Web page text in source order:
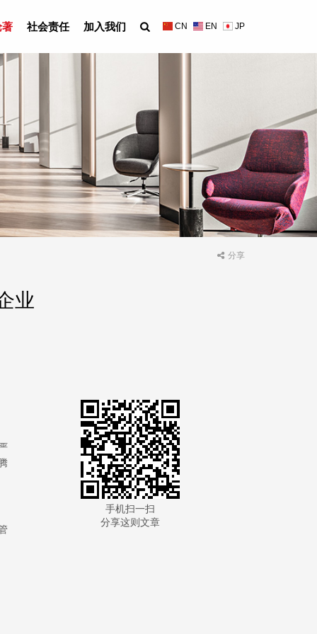
著 社会责任 加入我们 CN EN JP
分享
业
手机扫一扫
分享这则文章